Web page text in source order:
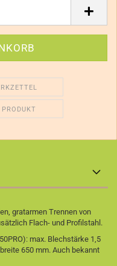
gratarmen Trennen von
Flach- und Profilstahl.
max. Blechstärke 1,5
650 mm. Auch bekannt